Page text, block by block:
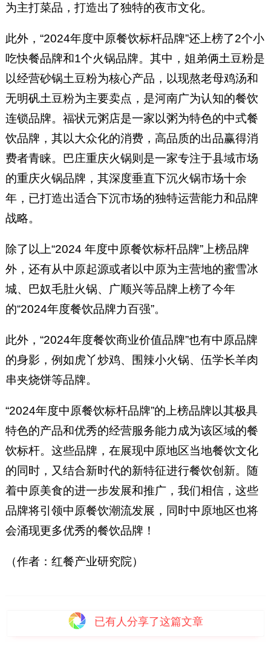
为主打菜品，打造出了独特的夜市文化。
此外，“2024年度中原餐饮标杆品牌”还上榜了2个小
吃快餐品牌和1个火锅品牌。其中，姐弟俩土豆粉是
以经营砂锅土豆粉为核心产品，以现熬老母鸡汤和
无明矾土豆粉为主要卖点，是河南广为认知的餐饮
连锁品牌。福状元粥店是一家以粥为特色的中式餐
饮品牌，其以大众化的消费，高品质的出品赢得消
费者青睐。巴庄重庆火锅则是一家专注于县域市场
的重庆火锅品牌，其深度垂直下沉火锅市场十余
年，已打造出适合下沉市场的独特运营能力和品牌
战略。
除了以上“2024 年度中原餐饮标杆品牌”上榜品牌
外，还有从中原起源或者以中原为主营地的蜜雪冰
城、巴奴毛肚火锅、广顺兴等品牌上榜了今年
的“2024年度餐饮品牌力百强”。
此外，“2024年度餐饮商业价值品牌”也有中原品牌
的身影，例如虎丫炒鸡、围辣小火锅、伍学长羊肉
串夹烧饼等品牌。
“2024年度中原餐饮标杆品牌”的上榜品牌以其极具
特色的产品和优秀的经营服务能力成为该区域的餐
饮标杆。这些品牌，在展现中原地区当地餐饮文化
的同时，又结合新时代的新特征进行餐饮创新。随
着中原美食的进一步发展和推广，我们相信，这些
品牌将引领中原餐饮潮流发展，同时中原地区也将
会涌现更多优秀的餐饮品牌！
（作者：红餐产业研究院）
已有人分享了这篇文章